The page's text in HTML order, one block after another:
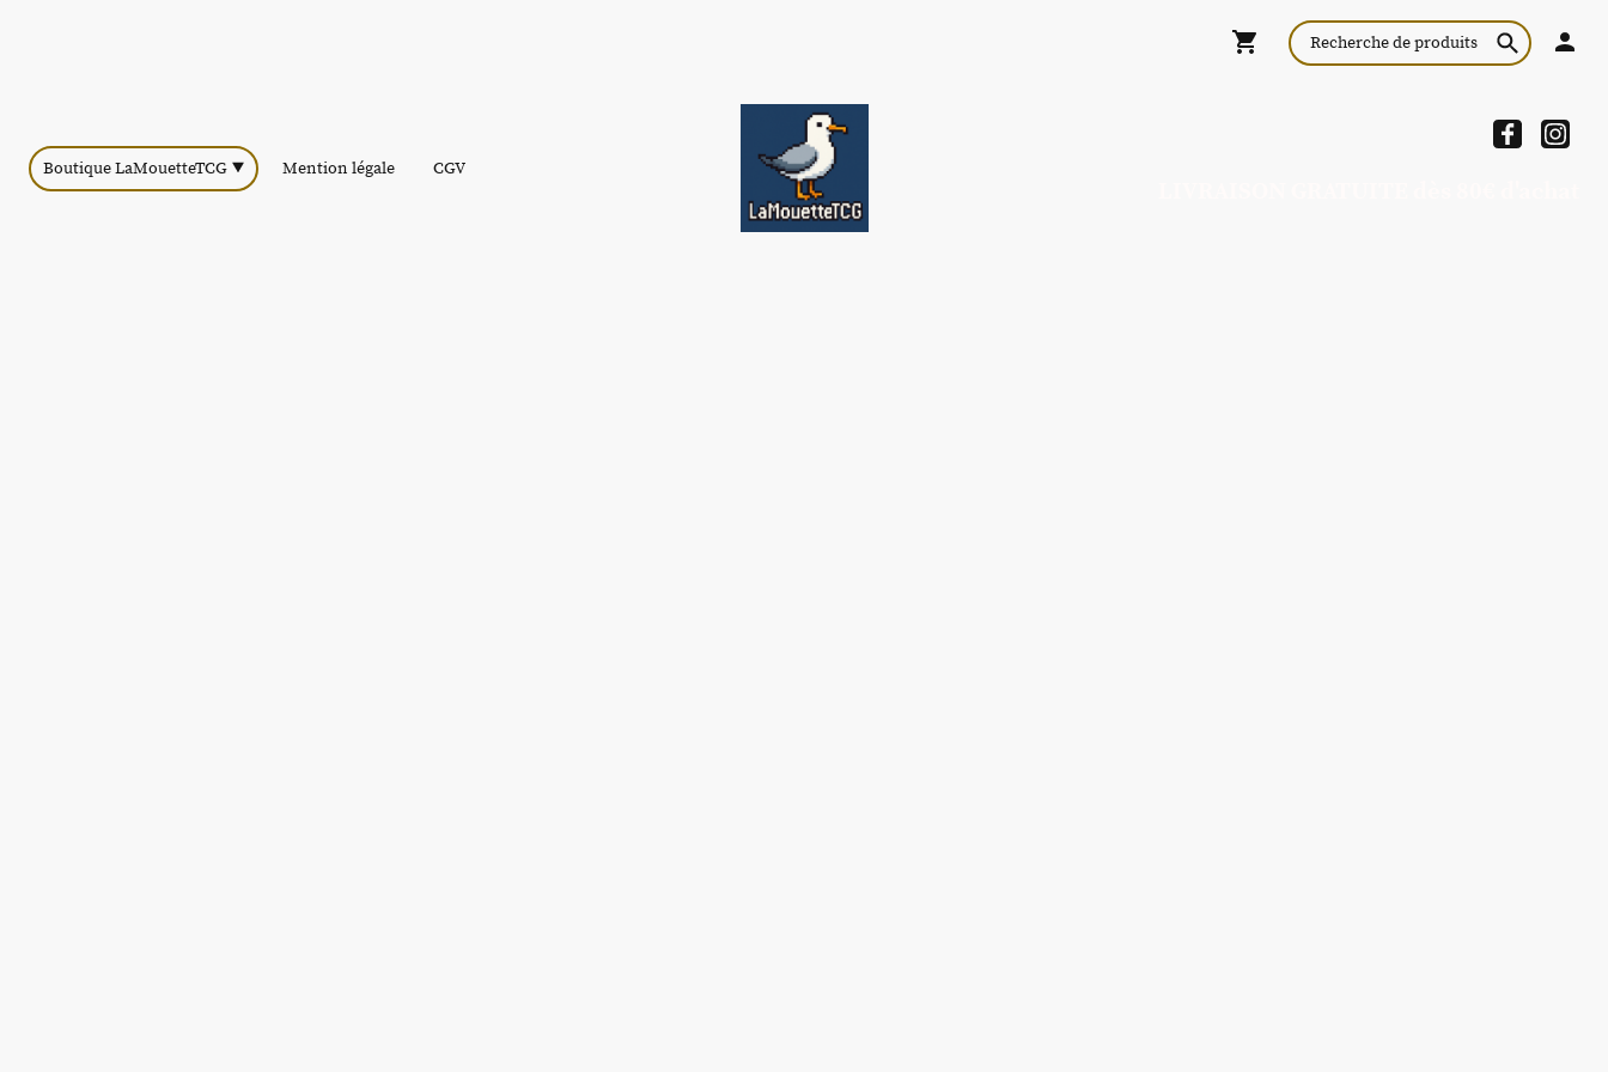
Boutique LaMouetteTCG Mention légale CGV